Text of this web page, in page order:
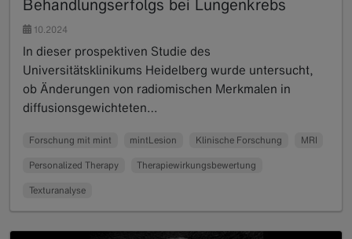
10.2024
In dieser prospektiven Studie des
Universitätsklinikums Heidelberg wurde untersucht,
ob Änderungen von radiomischen Merkmalen in
diffusionsgewichteten…
Forschung mit mint mintLesion Klinische Forschung MRI
Personalized Therapy Therapiewirkungsbewertung
Texturanalyse